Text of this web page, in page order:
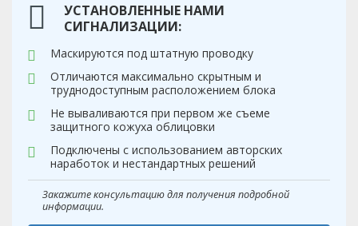
УСТАНОВЛЕННЫЕ НАМИ
СИГНАЛИЗАЦИИ:
Маскируются под штатную проводку
Отличаются максимально скрытным и
труднодоступным расположением блока
Не вываливаются при первом же съеме
защитного кожуха облицовки
Подключены с использованием авторских
наработок и нестандартных решений
Закажите консультацию для получения подробной
информации.